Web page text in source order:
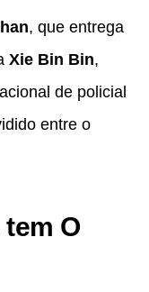
, que entrega
Xie Bin Bin,
de policial
entre o
O